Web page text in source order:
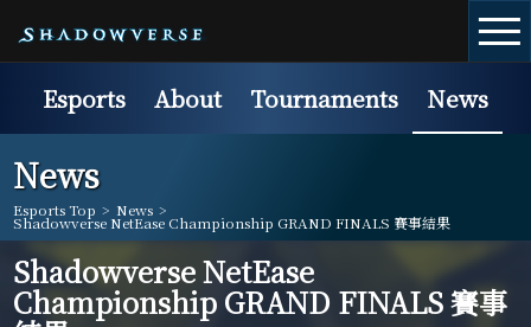
Esports About Tournaments News
News
Esports Top > News >
Shadowverse NetEase Championship GRAND FINALS 賽事結果
Shadowverse NetEase
Championship GRAND FINALS 賽事